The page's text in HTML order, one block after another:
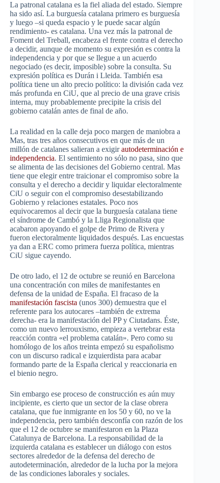
La patronal catalana es la fiel aliada del estado. Siempre
ha sido así. La burguesía catalana primero es burguesía
y luego –si queda espacio y le puede sacar algún
rendimiento- es catalana. Una vez más la patronal de
Foment del Treball, encabeza el frente contra el derecho
a decidir, aunque de momento su expresión es contra la
independencia y por que se llegue a un acuerdo
negociado (es decir, imposible) sobre la consulta. Su
expresión política es Durán i Lleida. También esa
política tiene un alto precio político: la división cada vez
más profunda en CiU, que al precio de una grave crisis
interna, muy probablemente precipite la crisis del
gobierno catalán antes de final de año.
La realidad en la calle deja poco margen de maniobra a
Mas, tras tres años consecutivos en que más de un
millón de catalanes salieran a exigirautodeterminación e
independencia. El sentimiento no sólo no pasa, sino que
se alimenta de las decisiones del Gobierno central. Mas
tiene que elegir entre traicionar el compromiso sobre la
consulta y el derecho a decidir y liquidar electoralmente
CiU o seguir con el compromiso desestabilizando
Gobierno y relaciones estatales. Poco nos
equivocaremos al decir que la burguesía catalana tiene
el síndrome de Cambó y la Lliga Regionalista que
acabaron apoyando el golpe de Primo de Rivera y
fueron electoralmente liquidados después. Las encuestas
ya dan a ERC como primera fuerza política, mientras
CiU sigue cayendo.
De otro lado, el 12 de octubre se reunió en Barcelona
una concentración con miles de manifestantes en
defensa de la unidad de España. El fracaso de la
manifestación fascista (unos 300) demuestra que el
referente para los autocares –también de extrema
derecha- era la manifestación del PP y Ciutadans. Éste,
como un nuevo lerrouxismo, empieza a vertebrar esta
reacción contra «el problema catalán». Pero como su
homólogo de los años treinta empezó su españolismo
con un discurso radical e izquierdista para acabar
formando parte de la España clerical y reaccionaria en
el bienio negro.
Sin embargo ese proceso de construcción es aún muy
incipiente, es cierto que un sector de la clase obrera
catalana, que fue inmigrante en los 50 y 60, no ve la
independencia, pero también desconfía con razón de los
que el 12 de octubre se manifestaron en la Plaza
Catalunya de Barcelona. La responsabilidad de la
izquierda catalana es establecer un diálogo con estos
sectores alrededor de la defensa del derecho de
autodeterminación, alrededor de la lucha por la mejora
de las condiciones laborales y sociales.